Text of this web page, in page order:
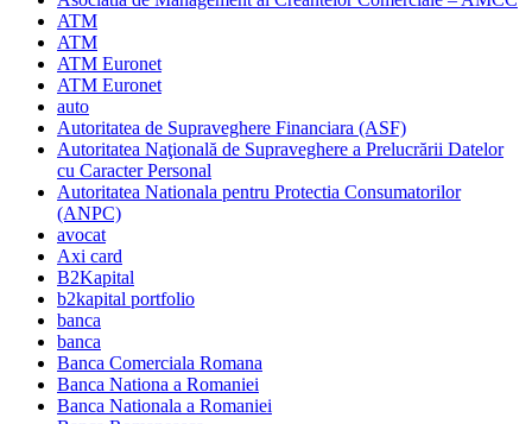
ATM
ATM
ATM Euronet
ATM Euronet
auto
Autoritatea de Supraveghere Financiara (ASF)
Autoritatea Naţională de Supraveghere a Prelucrării Datelor
cu Caracter Personal
Autoritatea Nationala pentru Protectia Consumatorilor
(ANPC)
avocat
Axi card
B2Kapital
b2kapital portfolio
banca
banca
Banca Comerciala Romana
Banca Nationa a Romaniei
Banca Nationala a Romaniei